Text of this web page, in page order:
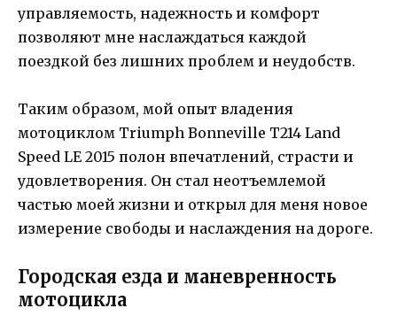
управляемость, надежность и комфорт
позволяют мне наслаждаться каждой
поездкой без лишних проблем и неудобств.
Таким образом, мой опыт владения
мотоциклом Triumph Bonneville T214 Land
Speed LE 2015 полон впечатлений, страсти и
удовлетворения. Он стал неотъемлемой
частью моей жизни и открыл для меня новое
измерение свободы и наслаждения на дороге.
Городская езда и маневренность
мотоцикла